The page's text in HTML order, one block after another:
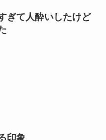
ぎて人酔いしたけど
印象